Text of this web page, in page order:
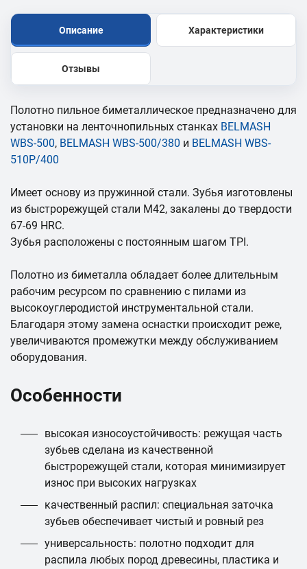
Описание Характеристики
Отзывы
Полотно пильное биметаллическое предназначено для
установки на ленточнопильных станках BELMASH
WBS-500, BELMASH WBS-500/380 и BELMASH WBS-
510P/400
Имеет основу из пружинной стали. Зубья изготовлены
из быстрорежущей стали М42, закалены до твердости
67-69 HRC.
Зубья расположены с постоянным шагом TPI.
Полотно из биметалла обладает более длительным
рабочим ресурсом по сравнению с пилами из
высокоуглеродистой инструментальной стали.
Благодаря этому замена оснастки происходит реже,
увеличиваются промежутки между обслуживанием
оборудования.
Особенности
высокая износоустойчивость: режущая часть
зубьев сделана из качественной
быстрорежущей стали, которая минимизирует
износ при высоких нагрузках
качественный распил: специальная заточка
зубьев обеспечивает чистый и ровный рез
универсальность: полотно подходит для
распила любых пород древесины, пластика и